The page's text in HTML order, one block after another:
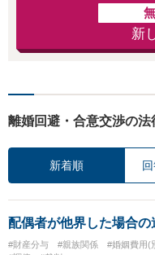
新
離婚回避・合意交渉の法
新着順
配偶者が他界した場合の
#財産分与 #親族関係 #婚姻費用(